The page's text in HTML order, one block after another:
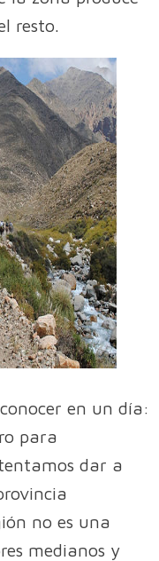
resto.
en un día:
para
dar a
no es una
medianos y